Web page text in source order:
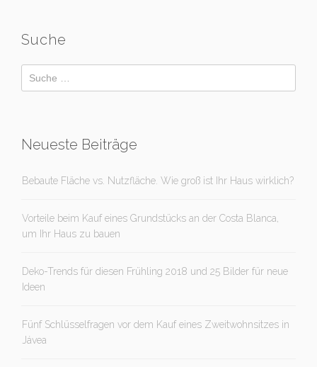
Suche
Neueste Beiträge
Bebaute Fläche vs. Nutzfläche. Wie groß ist Ihr Haus wirklich?
Vorteile beim Kauf eines Grundstücks an der Costa Blanca,
um Ihr Haus zu bauen
Deko-Trends für diesen Frühling 2018 und 25 Bilder für neue
Ideen
Fünf Schlüsselfragen vor dem Kauf eines Zweitwohnsitzes in
Jávea